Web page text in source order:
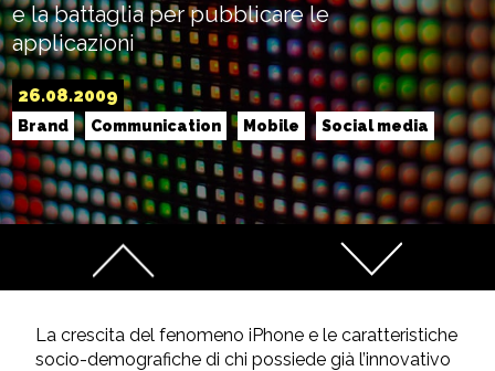
e la battaglia per pubblicare le
applicazioni
26.08.2009
Brand Communication Mobile Social media
La crescita del fenomeno iPhone e le caratteristiche
socio-demografiche di chi possiede già l’innovativo